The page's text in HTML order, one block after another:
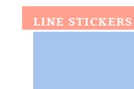
LINE STICKERS